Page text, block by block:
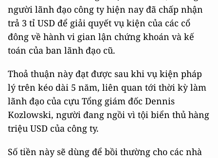
người lãnh đạo công ty hiện nay đã chấp nhận
trả 3 tỉ USD để giải quyết vụ kiện của các cổ
đông về hành vi gian lận chứng khoán và kế
toán của ban lãnh đạo cũ.
Thoả thuận này đạt được sau khi vụ kiện pháp
lý trên kéo dài 5 năm, liên quan tới thời kỳ làm
lãnh đạo của cựu Tổng giám đốc Dennis
Kozlowski, người đang ngồi vì tội biển thủ hàng
triệu USD của công ty.
Số tiền này sẽ dùng để bồi thường cho các nhà